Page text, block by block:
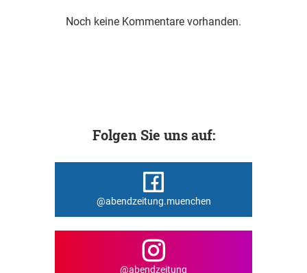
Noch keine Kommentare vorhanden.
Folgen Sie uns auf:
@abendzeitung.muenchen
@abendzeitung